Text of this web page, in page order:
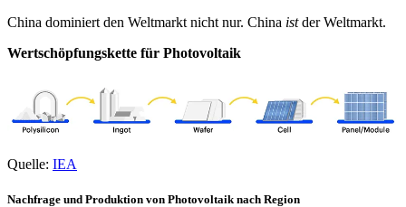
China dominiert den Weltmarkt nicht nur. China istder Weltmarkt.
Wertschöpfungskette für Photovoltaik
Quelle: IEA
Nachfrage und Produktion von Photovoltaik nach Region